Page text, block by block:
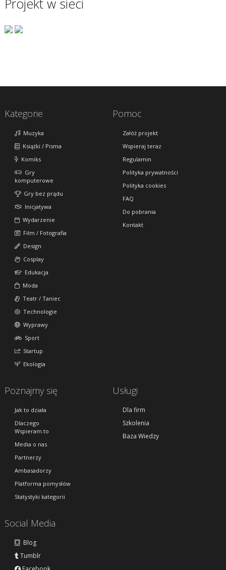
Projekt w sieci
Kategorie
Muzyka
Książki / Pisma
Komiks
Gry
komputerowe
Gry bez prądu
Inicjatywa
Wydarzenie
Film / Fotografia
Design
Cosplay
Edukacja
Moda
Teatr / Taniec
Technologie
Wyprawy
Sport
Startup
Ekologia
Pomoc
Załóż projekt
Wspieraj teraz
Regulamin
Polityka prywatności
Polityka cookies
FAQ
Do pobrania
Kontakt
Poznajmy się
Jak to działa
Dlaczego
Wspieram.to
Media o nas
Partnerzy
Ambasadorzy
Platforma pomysłów
Statystyki kategorii
Usługi
Dla firm
Szkolenia
Baza Wiedzy
Social Media
Blog
Tumblr